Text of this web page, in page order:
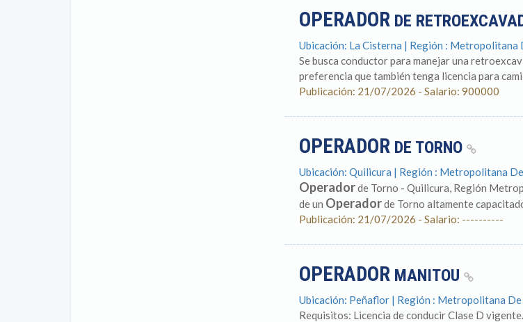
OPERADORDE
Ubicación: La Cisterna | Región : Metropolitana
Se busca conductor para manejar una
preferencia que también tenga licencia para
Publicación: 21/07/2026 - Salario: 900000
OPERADORDE TORNO
Ubicación: Quilicura | Región : Metropolitana
Operadorde Torno - Quilicura, Región
de un Operadorde Torno altamente
Publicación: 21/07/2026 - Salario: ----------
OPERADORMANITOU
Ubicación: Peñaflor | Región : Metropolitana
Requisitos: Licencia de conducir Clase D